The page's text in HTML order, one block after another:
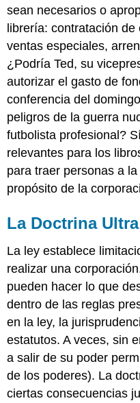
sean necesarios o
librería: contratación
ventas especiales,
¿Podría Ted, su
autorizar el gasto de
conferencia del
peligros de la guerra
futbolista profesional?
relevantes para los
para traer personas a
propósito de la
La Doctrina
La ley establece
realizar una
pueden hacer lo que
dentro de las reglas
en la ley, la
estatutos. A veces, sin
a salir de su poder
de los poderes). La
ciertas consecuencias